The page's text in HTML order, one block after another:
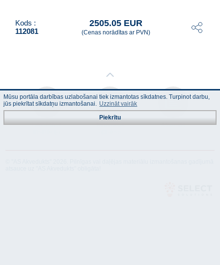
Kods :
112081
2505.05 EUR
(Cenas norādītas ar PVN)
Lietošanas
Tehniskais
Atbilstība
Mūsu portāla darbības uzlabošanai tiek izmantotas sīkdatnes. Turpinot darbu,
jūs piekrītat sīkdatņu izmantošanai. Uzzināt vairāk
Piekrītu